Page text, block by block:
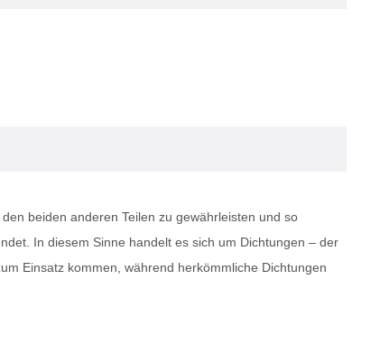
beiden anderen Teilen zu gewährleisten und so
In diesem Sinne handelt es sich um Dichtungen – der
Einsatz kommen, während herkömmliche Dichtungen